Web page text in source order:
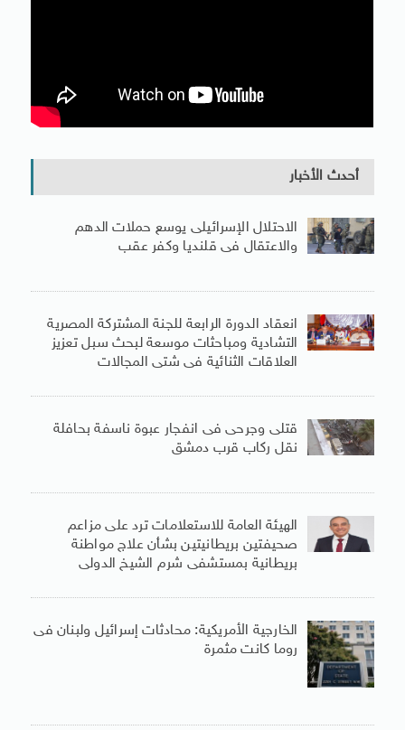
أحدث الأخبار
الاحتلال الإسرائيلى يوسع حملات الدهم
والاعتقال فى قلنديا وكفر عقب
انعقاد الدورة الرابعة للجنة المشتركة المصرية
التشادية ومباحثات موسعة لبحث سبل تعزيز
العلاقات الثنائية فى شتى المجالات
قتلى وجرحى فى انفجار عبوة ناسفة بحافلة
نقل ركاب قرب دمشق
الهيئة العامة للاستعلامات ترد على مزاعم
صحيفتين بريطانيتين بشأن علاج مواطنة
بريطانية بمستشفى شرم الشيخ الدولى
الخارجية الأمريكية: محادثات إسرائيل ولبنان فى
روما كانت مثمرة